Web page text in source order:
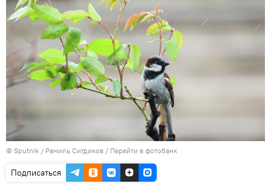
© Sputnik / Рамиль Ситдиков / Перейти в фотобанк
Подписаться